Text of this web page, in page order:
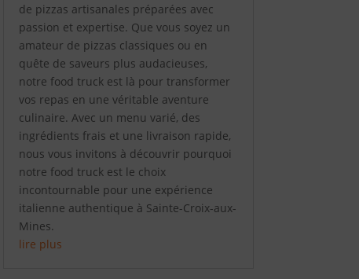
de pizzas artisanales préparées avec
passion et expertise. Que vous soyez un
amateur de pizzas classiques ou en
quête de saveurs plus audacieuses,
notre food truck est là pour transformer
vos repas en une véritable aventure
culinaire. Avec un menu varié, des
ingrédients frais et une livraison rapide,
nous vous invitons à découvrir pourquoi
notre food truck est le choix
incontournable pour une expérience
italienne authentique à Sainte-Croix-aux-
Mines.
lire plus